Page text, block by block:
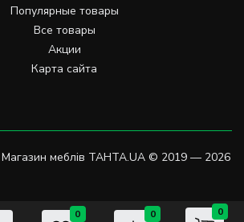
0 0 0
Популярные товары
Все товары
Акции
Карта сайта
меблів TAHTA.UA © 2019 — 2026